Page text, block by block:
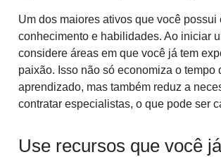
Um dos maiores ativos que você possui
conhecimento e habilidades. Ao iniciar
considere áreas em que você já tem
paixão. Isso não só economiza o tempo
aprendizado, mas também reduz a
contratar especialistas, o que pode ser
Use recursos que você